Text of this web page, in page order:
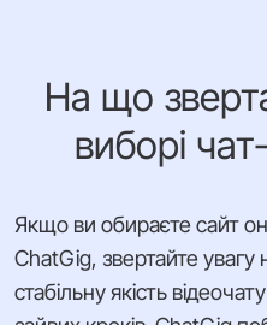
На що
виборі
Якщо ви обираєте сайт
ChatGig, звертайте увагу
стабільну якість